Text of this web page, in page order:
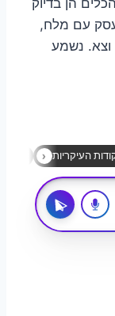
עם מלח,
וצא. נשמע